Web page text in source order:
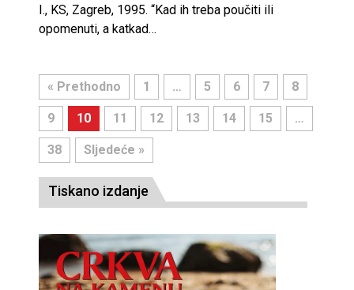
I., KS, Zagreb, 1995. “Kad ih treba poučiti ili
opomenuti, a katkad…
« Prethodno 1 … 5 6 7 8
9 10 11 12 13 14 15 …
38 Sljedeće »
Tiskano izdanje